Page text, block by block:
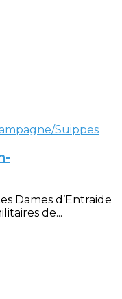
Dames d’Entraide
de...